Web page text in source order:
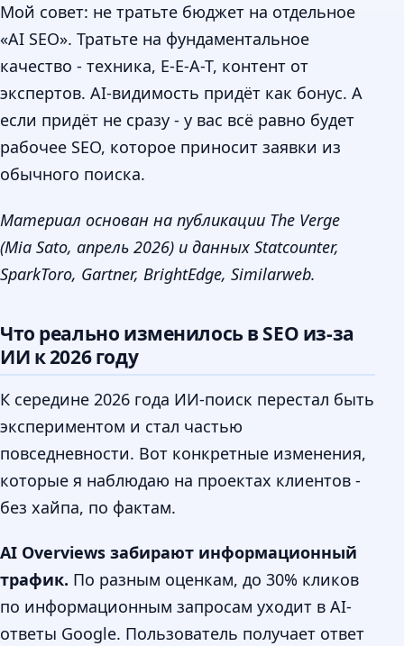
Мой совет: не тратьте бюджет на отдельное
«AI SEO». Тратьте на фундаментальное
качество - техника, E-E-A-T, контент от
экспертов. AI-видимость придёт как бонус. А
если придёт не сразу - у вас всё равно будет
рабочее SEO, которое приносит заявки из
обычного поиска.
Материал основан на публикации The Verge
(Mia Sato, апрель 2026) и данных Statcounter,
SparkToro, Gartner, BrightEdge, Similarweb.
Что реально изменилось в SEO из-за
ИИ к 2026 году
К середине 2026 года ИИ-поиск перестал быть
экспериментом и стал частью
повседневности. Вот конкретные изменения,
которые я наблюдаю на проектах клиентов -
без хайпа, по фактам.
AI Overviews забирают информационный
трафик. По разным оценкам, до 30% кликов
по информационным запросам уходит в AI-
ответы Google. Пользователь получает ответ